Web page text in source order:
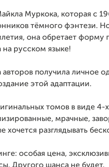
Муркока, которая с
тёмного фэнтези.
она обретает форму
русском языке!
получила личное
этой адаптации.
томов в виде 4-х
мрачные,
хочется разглядывать
особая цена,